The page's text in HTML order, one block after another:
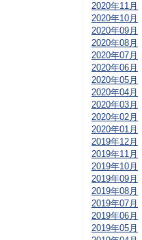
2020年11月
2020年10月
2020年09月
2020年08月
2020年07月
2020年06月
2020年05月
2020年04月
2020年03月
2020年02月
2020年01月
2019年12月
2019年11月
2019年10月
2019年09月
2019年08月
2019年07月
2019年06月
2019年05月